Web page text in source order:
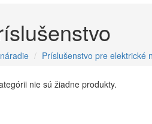
Príslušenstvo pre elektrické
nie sú žiadne produkty.